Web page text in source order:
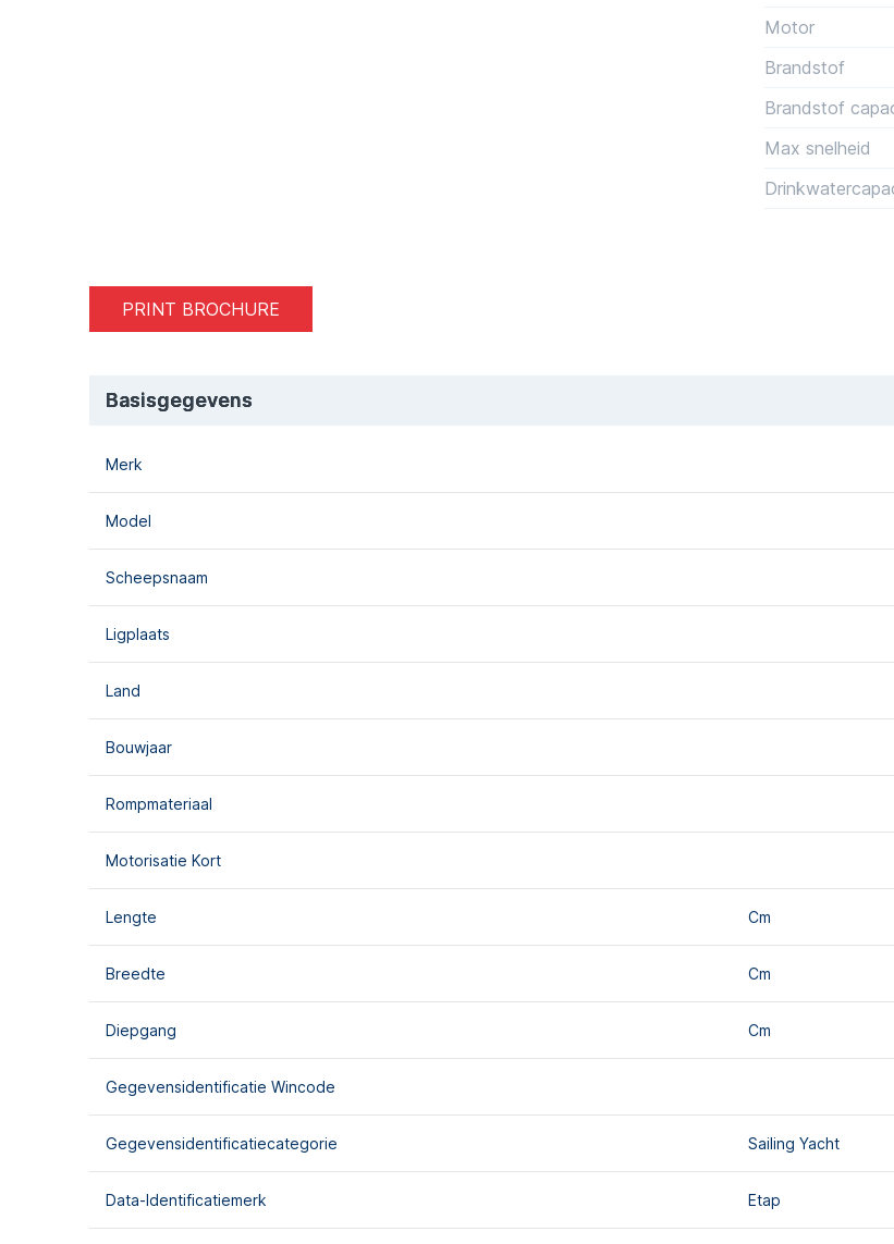
Motor
Brandstof
Brandstof
Max snelheid
PRINT BROCHURE
Basisgegevens
Merk
Model
Scheepsnaam
Ligplaats
Land
Bouwjaar
Rompmateriaal
Motorisatie Kort
Lengte Cm
Breedte Cm
Diepgang Cm
Gegevensidentificatie Wincode
Gegevensidentificatiecategorie Sailing Yacht
Data-Identificatiemerk Etap